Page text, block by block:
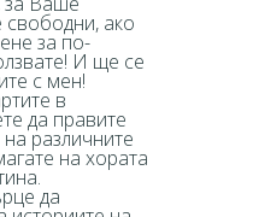
ако
за по-
И ще се
с мен!
в
да правите
различните
на хората
да